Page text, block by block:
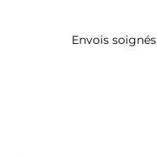
Envois soignés